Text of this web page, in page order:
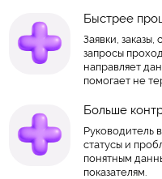
Быстрее
Заявки,
запросы
направляет
помогает не
Больше
Руководитель
статусы и
понятным
показателям.